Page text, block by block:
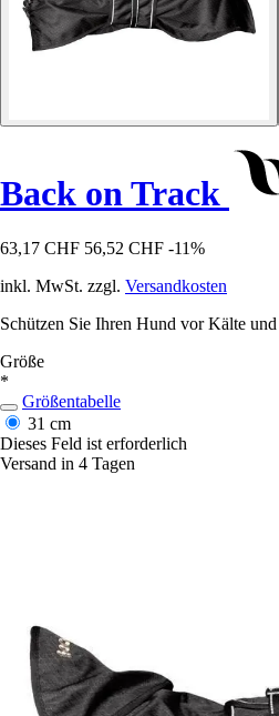
Back on Track
63,17 CHF 56,52 CHF -11%
inkl. MwSt. zzgl. Versandkosten
Schützen Sie Ihren Hund vor Kälte
Größe
*
Größentabelle
31 cm
Dieses Feld ist erforderlich
Versand in 4 Tagen